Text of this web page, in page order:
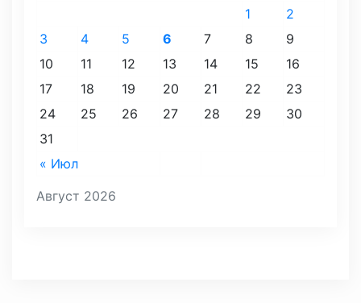
Август 2026
« Июл
1
2
3
4 5 6 7 8
9
10
11 12 13 14 15
16
17
18 19 20 21 22
23
24
25 26 27 28 29
30
31